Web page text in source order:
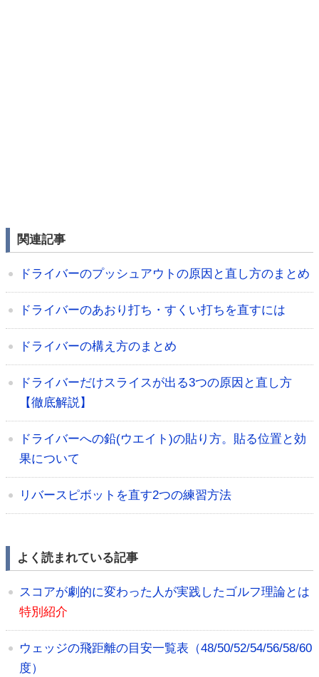
関連記事
ドライバーのプッシュアウトの原因と直し方のまとめ
ドライバーのあおり打ち・すくい打ちを直すには
ドライバーの構え方のまとめ
ドライバーだけスライスが出る3つの原因と直し方
【徹底解説】
ドライバーへの鉛(ウエイト)の貼り方。貼る位置と効
果について
リバースピボットを直す2つの練習方法
よく読まれている記事
スコアが劇的に変わった人が実践したゴルフ理論とは
特別紹介
ウェッジの飛距離の目安一覧表（48/50/52/54/56/58/60
度）